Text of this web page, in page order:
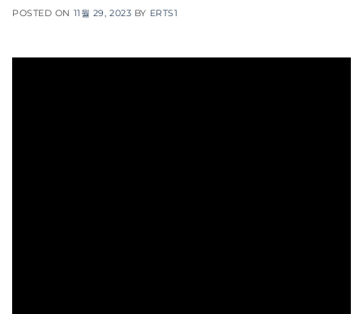
POSTED ON 11월 29, 2023 BY ERTS1